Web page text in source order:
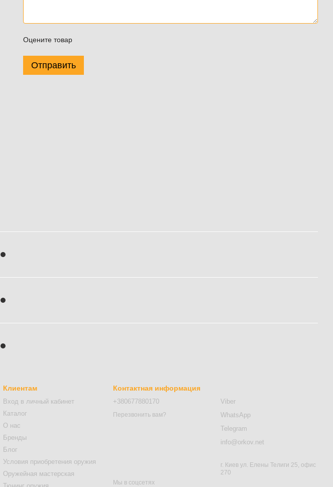
Оцените товар
Отправить
Клиентам
Вход в личный кабинет
Каталог
О нас
Бренды
Блог
Условия приобретения оружия
Оружейная мастерская
Контактная информация
+380677880170
Перезвонить вам?
Viber
WhatsApp
Telegram
info@orkov.net
г. Киев ул. Елены Телиги 25, офис
270
Мы в соцсетях